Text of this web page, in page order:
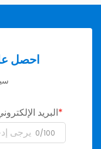
احصل
البريد
0/100